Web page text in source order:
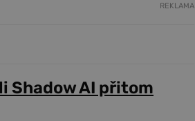
REKLAMA
Shadow AI přitom